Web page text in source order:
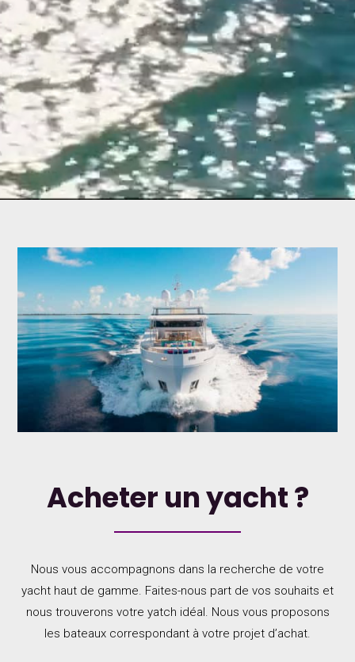
Acheter un yacht ?
Nous vous accompagnons dans la recherche de votre
yacht haut de gamme. Faites-nous part de vos souhaits et
nous trouverons votre yatch idéal. Nous vous proposons
les bateaux correspondant à votre projet d’achat.